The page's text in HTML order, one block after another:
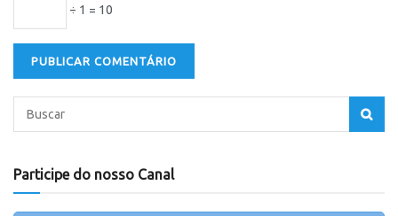
÷ 1 = 10
Participe do nosso Canal